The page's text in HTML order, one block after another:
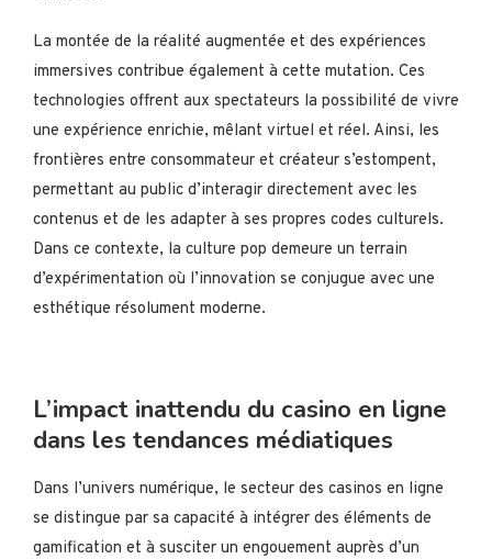
La montée de la réalité augmentée et des expériences
immersives contribue également à cette mutation. Ces
technologies offrent aux spectateurs la possibilité de vivre
une expérience enrichie, mêlant virtuel et réel. Ainsi, les
frontières entre consommateur et créateur s’estompent,
permettant au public d’interagir directement avec les
contenus et de les adapter à ses propres codes culturels.
Dans ce contexte, la culture pop demeure un terrain
d’expérimentation où l’innovation se conjugue avec une
esthétique résolument moderne.
L’impact inattendu du casino en ligne
dans les tendances médiatiques
Dans l’univers numérique, le secteur des casinos en ligne
se distingue par sa capacité à intégrer des éléments de
gamification et à susciter un engouement auprès d’un